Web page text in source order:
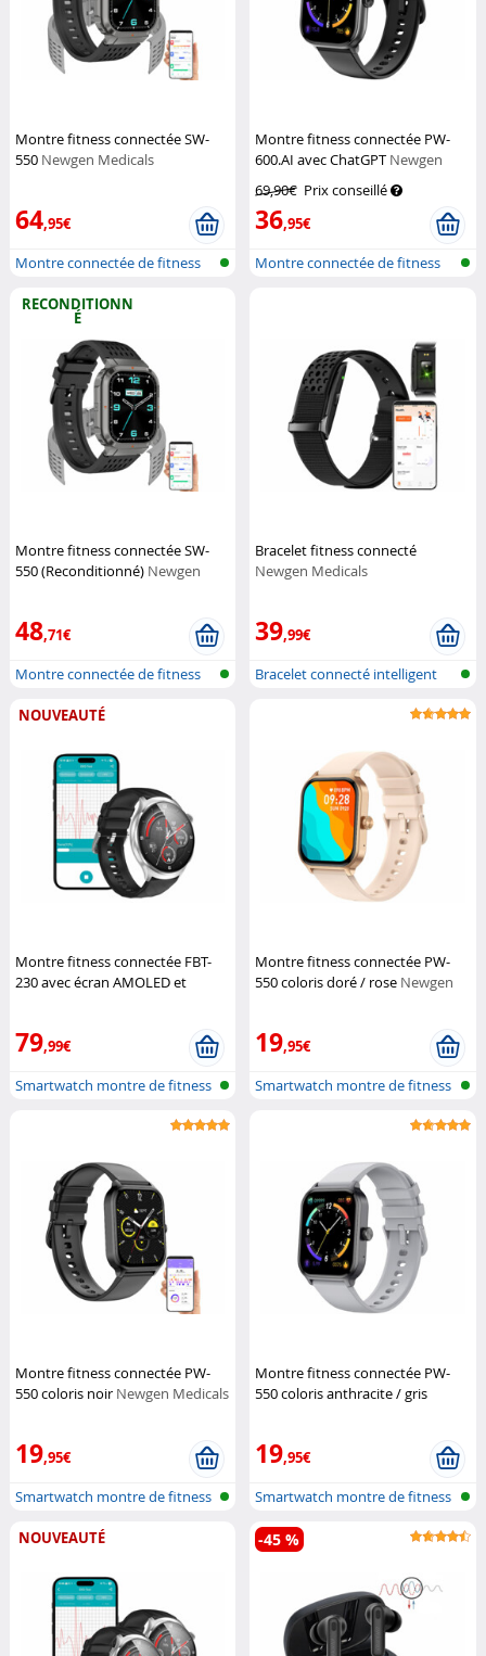
Montre fitness connectée SW-
550 Newgen Medicals
64,95€
Montre connectée de fitness
Montre fitness connectée PW-
600.AI avec ChatGPT Newgen
69,90€ Prix conseillé
36,95€
Montre connectée de fitness
RECONDITIONN
É
Montre fitness connectée SW-
550 (Reconditionné) Newgen
48,71€
Montre connectée de fitness
Bracelet fitness connecté
Newgen Medicals
39,99€
Bracelet connecté intelligent
NOUVEAUTÉ
Montre fitness connectée FBT-
230 avec écran AMOLED et
79,99€
Smartwatch montre de fitness
Montre fitness connectée PW-
550 coloris doré / rose Newgen
19,95€
Smartwatch montre de fitness
Montre fitness connectée PW-
550 coloris noir Newgen Medicals
19,95€
Smartwatch montre de fitness
Montre fitness connectée PW-
550 coloris anthracite / gris
19,95€
Smartwatch montre de fitness
avec f...
NOUVEAUTÉ -45 %